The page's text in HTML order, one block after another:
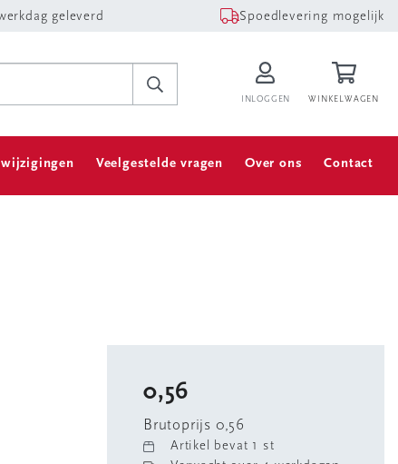
geleverd Spoedlevering mogelijk
INLOGGEN WINKELWAGEN
Veelgestelde vragen Over ons Contact
0,56
Brutoprijs 0,56
Artikel bevat 1 st